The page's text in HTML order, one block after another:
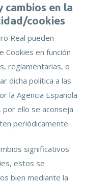
cambios en la
cookies
Real pueden
Cookies en función
reglamentarias, o
dicha política a las
la Agencia Española
ello se aconseja
periódicamente.
significativos
estos se
bien mediante la